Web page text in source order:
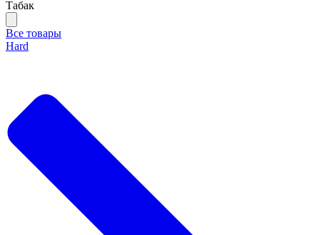
Тaбак
Все товары
Hard